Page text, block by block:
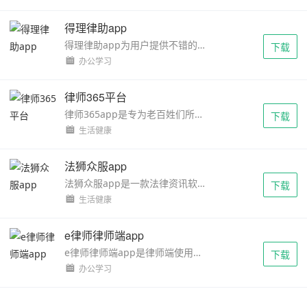
得理律助app
得理律助app为用户提供不错的法律援助相关的服务，助力律师团队提供不错的律师咨询服务，各种法律相关的数据都是可以使用这个软件来进行查询的。整个软件使用起来是非常简单的...
办公学习
下载
律师365平台
律师365app是专为老百姓们所提供的一款法律免费咨询服务软件，这里有着专业的律师为你提供服务，有任何关于法律的问题都可以在线咨询，绝对专业可以信赖，让你学会运用法律的力...
生活健康
下载
法狮众服app
法狮众服app是一款法律资讯软件，用户在软件当中可以进行相关的法律资讯，根据自己的类型选择相应的律师，拥有十分专业的知识，帮助用户解决相关的问题，有需要的用户快来查看...
生活健康
下载
e律师律师端app
e律师律师端app是律师端使用的管理系统，结合律师使用的特点，开发了各种功能。所有的功能简单明了，一目了然。各种资料十分方便查询，不仅可以查询各类案件，还可以对于客户进...
办公学习
下载